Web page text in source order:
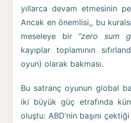
yıllarca devam etmesinin
Ancak en önemlisi,, bu
meseleye bir “zero sum
kayıplar toplamının
oyun) olarak bakması.
Bu satranç oyunun global
iki büyük güç etrafında
oluştu: ABD’nin başını